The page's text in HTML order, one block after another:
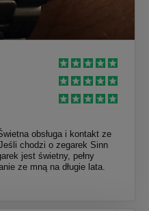
obsługa i kontakt ze
chodzi o zegarek Sinn
jest świetny, pełny
ze mną na długie lata.